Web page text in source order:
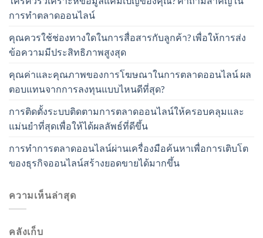
การทำตลาดออนไลน์
คุณควรใช้ช่องทางใดในการสื่อสารกับลูกค้า? เพื่อให้การส่ง
ข้อความมีประสิทธิภาพสูงสุด
คุณค่าและคุณภาพของการโฆษณาในการตลาดออนไลน์ ผล
ตอบแทนจากการลงทุนแบบไหนดีที่สุด?
การติดตั้งระบบติดตามการตลาดออนไลน์ให้ครอบคลุมและ
แม่นยำที่สุดเพื่อให้ได้ผลลัพธ์ที่ดีขึ้น
การทำการตลาดออนไลน์ผ่านเครื่องมือค้นหาเพื่อการเติบโต
ของธุรกิจออนไลน์สร้างยอดขายได้มากขึ้น
ความเห็นล่าสุด
คลังเก็บ